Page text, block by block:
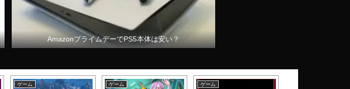
AmazonプライムデーでPS5本体は安い？
ゲーム ゲーム ゲーム